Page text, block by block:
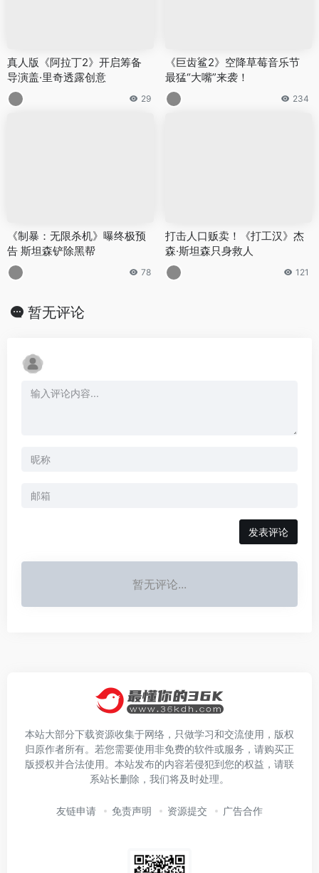
真人版《阿拉丁2》开启筹备
导演盖·里奇透露创意
29
《巨齿鲨2》空降草莓音乐节
最猛“大嘴”来袭！
234
《制暴：无限杀机》曝终极预
告 斯坦森铲除黑帮
78
打击人口贩卖！《打工汉》杰
森·斯坦森只身救人
121
暂无评论
发表评论
暂无评论...
本站大部分下载资源收集于网络，只做学习和交流使用，版权
归原作者所有。若您需要使用非免费的软件或服务，请购买正
版授权并合法使用。本站发布的内容若侵犯到您的权益，请联
系站长删除，我们将及时处理。
友链申请 免责声明 资源提交 广告合作